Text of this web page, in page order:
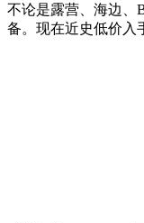
不论是露营、海边、
备。现在近史低价入